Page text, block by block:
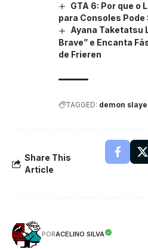
GTA 6: Por que o
para Consoles Pode
Ayana Taketatsu
Brave” e Encanta
de Frieren
TAGGED: demon
Share This
Article
PORACELINO SILVA